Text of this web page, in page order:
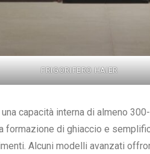
FRIGORIFERO HAIER
capacità interna di almeno
formazione di ghiaccio e
Alcuni modelli avanzati